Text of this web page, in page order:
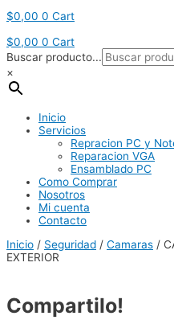
$0,00 0 Cart
$0,00 0 Cart
Buscar producto...
×
Inicio
Servicios
Repracion PC y
Reparacion VGA
Ensamblado PC
Como Comprar
Nosotros
Mi cuenta
Contacto
Inicio / Seguridad / Camaras /
EXTERIOR
Compartilo!